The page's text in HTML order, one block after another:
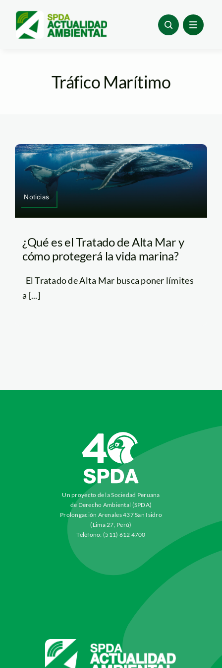
content
Tráfico Marítimo
Noticias
¿Qué es el Tratado de Alta Mar y
cómo protegerá la vida marina?
El Tratado de Alta Mar busca poner límites
a [...]
Un proyecto de la Sociedad Peruana
de Derecho Ambiental (SPDA)
Prolongación Arenales 437 San Isidro
(Lima 27, Perú)
Teléfono: (511) 612 4700